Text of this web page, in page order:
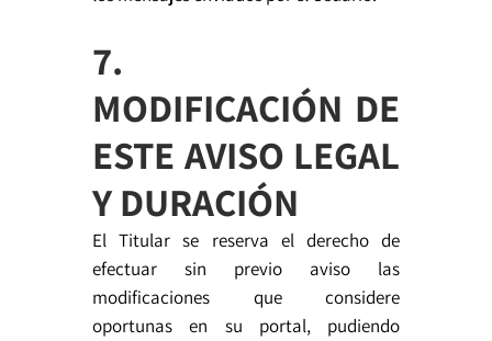
7.
MODIFICACIÓN DE
ESTE AVISO LEGAL
Y DURACIÓN
El Titular se reserva el derecho de
efectuar sin previo aviso las
modificaciones que considere
oportunas en su portal, pudiendo